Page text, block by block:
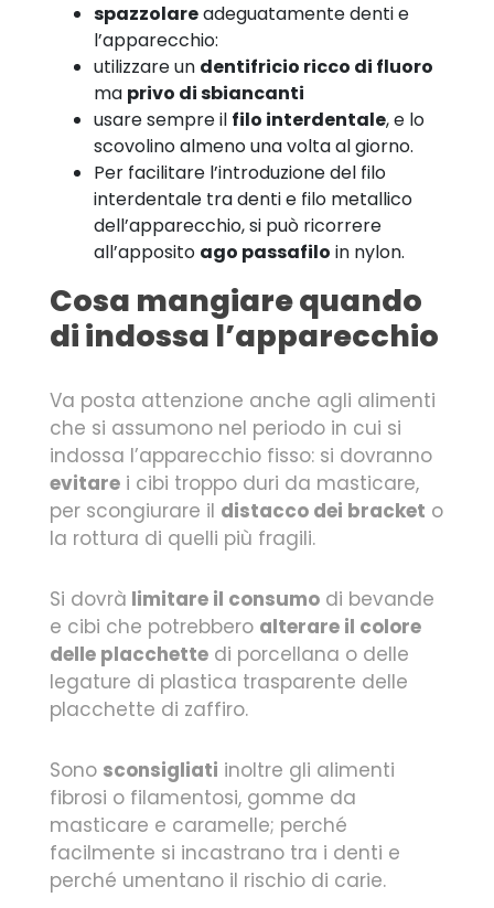
spazzolareadeguatamente denti e
l’apparecchio:
utilizzare un dentifricio ricco di fluoro
ma privo di sbiancanti
usare sempre il filo interdentale, e lo
scovolino almeno una volta al giorno.
Per facilitare l’introduzione del filo
interdentale tra denti e filo metallico
dell’apparecchio, si può ricorrere
all’apposito ago passafilo in nylon.
Cosa mangiare quando
di indossa l’apparecchio
Va posta attenzione anche agli alimenti
che si assumono nel periodo in cui si
indossa l’apparecchio fisso: si dovranno
evitare i cibi troppo duri da masticare,
per scongiurare il distacco dei bracket o
la rottura di quelli più fragili.
Si dovrà limitare il consumo di bevande
e cibi che potrebbero alterare il colore
delle placchette di porcellana o delle
legature di plastica trasparente delle
placchette di zaffiro.
Sono sconsigliati inoltre gli alimenti
fibrosi o filamentosi, gomme da
masticare e caramelle; perché
facilmente si incastrano tra i denti e
perché umentano il rischio di carie.